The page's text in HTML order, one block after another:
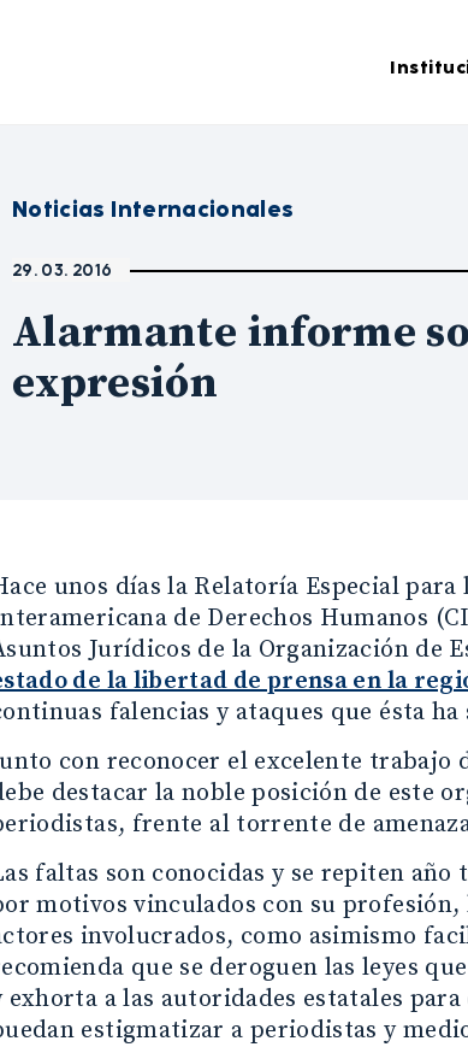
Noticias Internacionales
29. 03. 2016
Alarmante informe
expresión
unos días la Relatoría Especial
de Derechos Humanos
Jurídicos de la Organización de
de la libertad de prensa en la
falencias y ataques que ésta
con reconocer el excelente trabajo
destacar la noble posición de este
frente al torrente de
faltas son conocidas y se repiten año
motivos vinculados con su
involucrados, como asimismo
que se deroguen las leyes
exhorta a las autoridades estatales
estigmatizar a periodistas y